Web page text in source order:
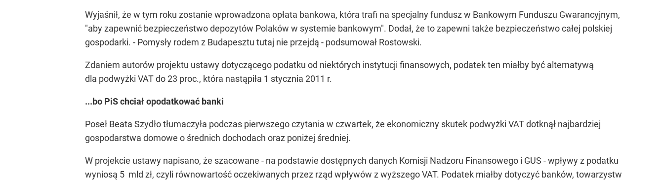
Wyjaśnił, że w tym roku zostanie wprowadzona opłata bankowa, która trafi na specjalny fundusz w Bankowym Funduszu Gwarancyjnym,
"aby zapewnić bezpieczeństwo depozytów Polaków w systemie bankowym". Dodał, że to zapewni także bezpieczeństwo całej polskiej
gospodarki. - Pomysły rodem z Budapesztu tutaj nie przejdą - podsumował Rostowski.
Zdaniem autorów projektu ustawy dotyczącego podatku od niektórych instytucji finansowych, podatek ten miałby być alternatywą
dla podwyżki VAT do 23 proc., która nastąpiła 1 stycznia 2011 r.
...bo PiS chciał opodatkować banki
Poseł Beata Szydło tłumaczyła podczas pierwszego czytania w czwartek, że ekonomiczny skutek podwyżki VAT dotknął najbardziej
gospodarstwa domowe o średnich dochodach oraz poniżej średniej.
W projekcie ustawy napisano, że szacowane - na podstawie dostępnych danych Komisji Nadzoru Finansowego i GUS - wpływy z podatku
wyniosą 5 mld zł, czyli równowartość oczekiwanych przez rząd wpływów z wyższego VAT. Podatek miałby dotyczyć banków, towarzystw